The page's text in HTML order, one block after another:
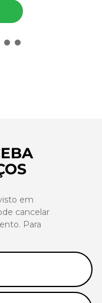
em
cancelar
Para